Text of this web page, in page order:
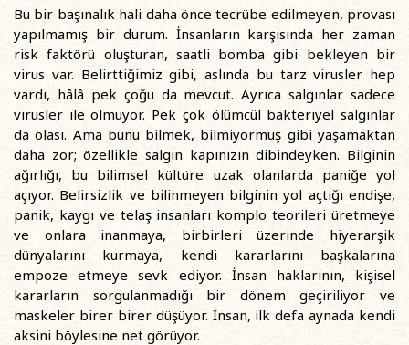
Bu bir başınalık hali daha önce tecrübe edilmeyen, provası
yapılmamış bir durum. İnsanların karşısında her zaman
risk faktörü oluşturan, saatli bomba gibi bekleyen bir
virus var. Belirttiğimiz gibi, aslında bu tarz virusler hep
vardı, hâlâ pek çoğu da mevcut. Ayrıca salgınlar sadece
virusler ile olmuyor. Pek çok ölümcül bakteriyel salgınlar
da olası. Ama bunu bilmek, bilmiyormuş gibi yaşamaktan
daha zor; özellikle salgın kapınızın dibindeyken. Bilginin
ağırlığı, bu bilimsel kültüre uzak olanlarda paniğe yol
açıyor. Belirsizlik ve bilinmeyen bilginin yol açtığı endişe,
panik, kaygı ve telaş insanları komplo teorileri üretmeye
ve onlara inanmaya, birbirleri üzerinde hiyerarşik
dünyalarını kurmaya, kendi kararlarını başkalarına
empoze etmeye sevk ediyor. İnsan haklarının, kişisel
kararların sorgulanmadığı bir dönem geçiriliyor ve
maskeler birer birer düşüyor. İnsan, ilk defa aynada kendi
aksini böylesine net görüyor.